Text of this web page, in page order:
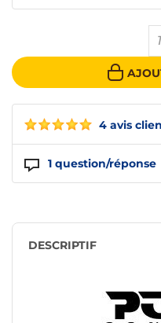
4 avis
1 question/réponse
1
DESCRIPTIF